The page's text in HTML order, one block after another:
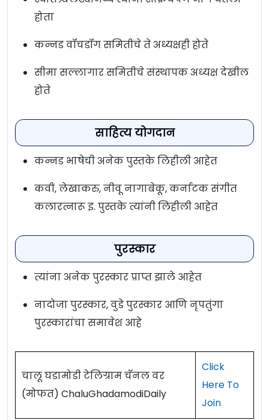
होता
कन्नड वॉचडॉग समितीचे ते अध्यक्षही होते
सीमा सल्लागार समितीचे संस्थापक अध्यक्ष देखील
होते
साहित्य योगदान
कन्नड भाषेची अनेक पुस्तके लिहीली आहेत
कवी, लेखाकरु, नीवू नागाबेकू, कर्नाटक संगीत
कलारत्नारू इ. पुस्तके त्यांनी लिहीली आहेत
पुरस्कार
त्यांना अनेक पुरस्कार प्राप्त झाले आहेत
नादोजा पुरस्कार, वुडे पुरस्कार आणि नृपतुंगा
पुरस्कारांचा समावेश आहे
चालू घडामोडी टेलिग्राम चॅनल वर
(मोफत) ChaluGhadamodiDaily
Click
Here To
Join